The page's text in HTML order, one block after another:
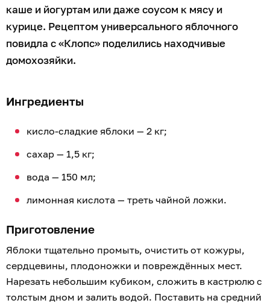
каше и йогуртам или даже соусом к мясу и
курице. Рецептом универсального яблочного
повидла с «Клопс» поделились находчивые
домохозяйки.
Ингредиенты
кисло-сладкие яблоки — 2 кг;
сахар — 1,5 кг;
вода — 150 мл;
лимонная кислота — треть чайной ложки.
Приготовление
Яблоки тщательно промыть, очистить от кожуры,
сердцевины, плодоножки и повреждённых мест.
Нарезать небольшим кубиком, сложить в кастрюлю с
толстым дном и залить водой. Поставить на средний